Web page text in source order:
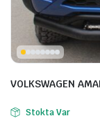
VOLKSWAGEN
Stokta Var